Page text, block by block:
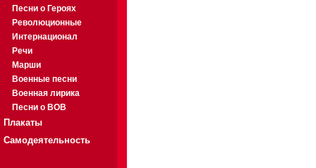
Песни о Героях
Революционные
Интернационал
Речи
Марши
Военные песни
Военная лирика
Песни о ВОВ
Плакаты
Самодеятельность